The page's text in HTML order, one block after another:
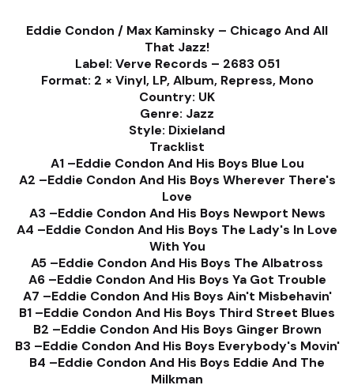
Eddie Condon / Max Kaminsky ‎– Chicago And All
That Jazz!
Label: Verve Records ‎– 2683 051
Format: 2 × Vinyl, LP, Album, Repress, Mono
Country: UK
Genre: Jazz
Style: Dixieland
Tracklist
A1 –Eddie Condon And His Boys Blue Lou
A2 –Eddie Condon And His Boys Wherever There's
Love
A3 –Eddie Condon And His Boys Newport News
A4 –Eddie Condon And His Boys The Lady's In Love
With You
A5 –Eddie Condon And His Boys The Albatross
A6 –Eddie Condon And His Boys Ya Got Trouble
A7 –Eddie Condon And His Boys Ain't Misbehavin'
B1 –Eddie Condon And His Boys Third Street Blues
B2 –Eddie Condon And His Boys Ginger Brown
B3 –Eddie Condon And His Boys Everybody's Movin'
B4 –Eddie Condon And His Boys Eddie And The
Milkman